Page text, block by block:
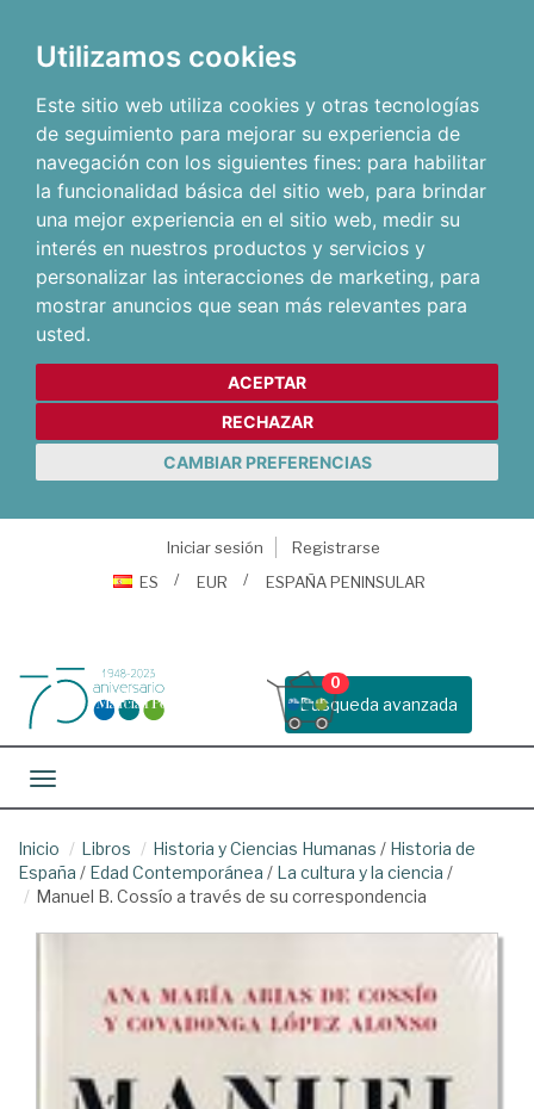
Utilizamos cookies
Este sitio web utiliza cookies y otras tecnologías
de seguimiento para mejorar su experiencia de
navegación con los siguientes fines: para habilitar
la funcionalidad básica del sitio web, para brindar
una mejor experiencia en el sitio web, medir su
interés en nuestros productos y servicios y
personalizar las interacciones de marketing, para
mostrar anuncios que sean más relevantes para
usted.
ACEPTAR
RECHAZAR
CAMBIAR PREFERENCIAS
Iniciar sesión
Registrarse
ES
EUR ESPAÑA PENINSULAR
Busqueda avanzada
0
Toggle navigation
Inicio Libros Historia y Ciencias Humanas / Historia de
España / Edad Contemporánea / La cultura y la ciencia /
Manuel B. Cossío a través de su correspondencia